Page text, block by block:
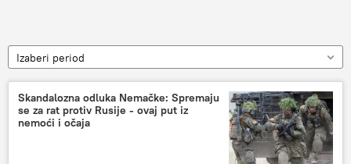
Izaberi period
Skandalozna odluka Nemačke: Spremaju
se za rat protiv Rusije - ovaj put iz
nemoći i očaja